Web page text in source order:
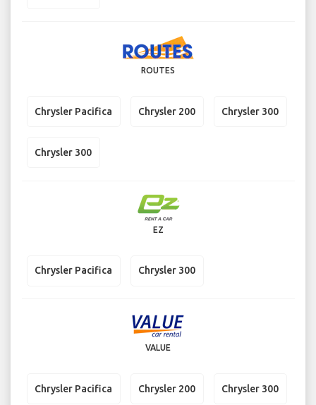
ROUTES
Chrysler Pacifica Chrysler 200 Chrysler 300
Chrysler 300
EZ
Chrysler Pacifica Chrysler 300
VALUE
Chrysler Pacifica Chrysler 200 Chrysler 300